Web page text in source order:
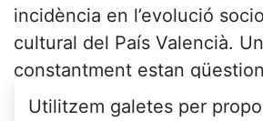
incidència en l’evolució
cultural del País Valencià.
constantment estan
i l’extrema dreta.
Utilitzem galetes per